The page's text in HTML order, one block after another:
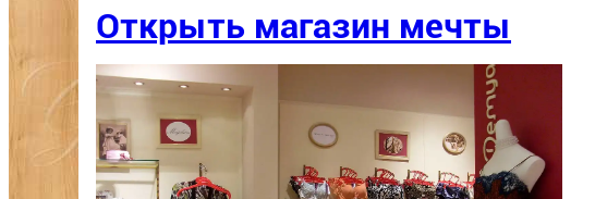
Открыть магазин мечты